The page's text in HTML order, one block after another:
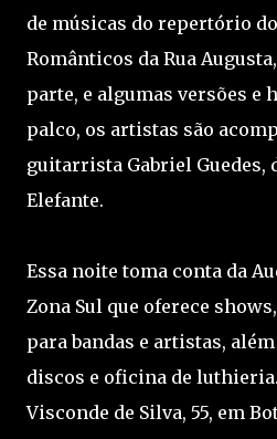
de músicas do repertório
Românticos da Rua
parte, e algumas versões e
palco, os artistas são
guitarrista Gabriel Guedes,
Elefante.
Essa noite toma conta da
Zona Sul que oferece
para bandas e artistas,
discos e oficina de
Visconde de Silva, 55, em